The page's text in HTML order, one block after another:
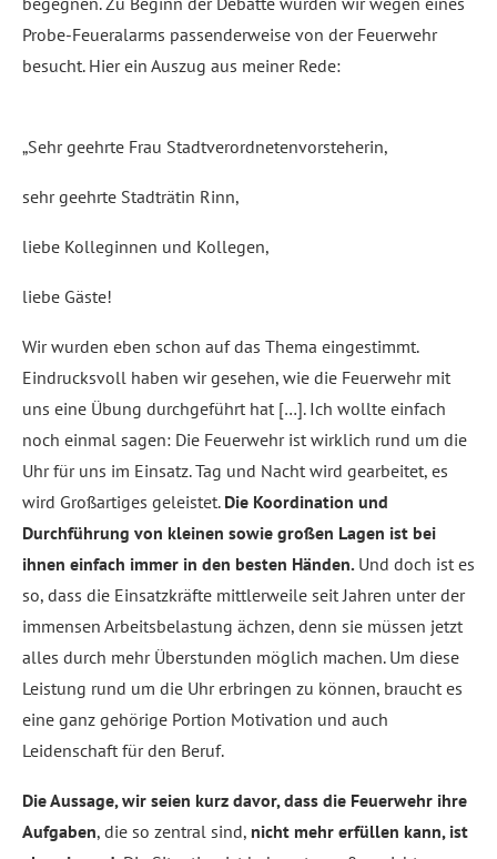
Probe-Feueralarms passenderweise von der Feuerwehr
besucht. Hier ein Auszug aus meiner Rede:
„Sehr geehrte Frau Stadtverordnetenvorsteherin,
sehr geehrte Stadträtin Rinn,
liebe Kolleginnen und Kollegen,
liebe Gäste!
Wir wurden eben schon auf das Thema eingestimmt.
Eindrucksvoll haben wir gesehen, wie die Feuerwehr mit
uns eine Übung durchgeführt hat […]. Ich wollte einfach
noch einmal sagen: Die Feuerwehr ist wirklich rund um die
Uhr für uns im Einsatz. Tag und Nacht wird gearbeitet, es
wird Großartiges geleistet. Die Koordination und
Durchführung von kleinen sowie großen Lagen ist bei
ihnen einfach immer in den besten Händen. Und doch ist es
so, dass die Einsatzkräfte mittlerweile seit Jahren unter der
immensen Arbeitsbelastung ächzen, denn sie müssen jetzt
alles durch mehr Überstunden möglich machen. Um diese
Leistung rund um die Uhr erbringen zu können, braucht es
eine ganz gehörige Portion Motivation und auch
Leidenschaft für den Beruf.
Die Aussage, wir seien kurz davor, dass die Feuerwehr ihre
Aufgaben, die so zentral sind, nicht mehr erfüllen kann, ist